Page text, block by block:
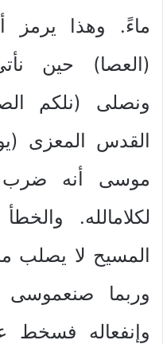
ماءً. وهذا يرمز
(العصا) حين
ونصلى (نلكم
موسى أنه ضرب
لكلامالله.
المسيح لا يصلب
وربما
وإنفعاله فسخط